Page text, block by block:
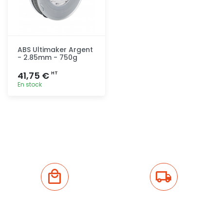
ABS Ultimaker Argent
- 2.85mm - 750g
41,75 € HT
En stock